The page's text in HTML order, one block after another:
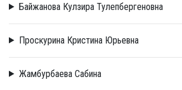
Байжанова Кулзира Тулепбергеновна
Проскурина Кристина Юрьевна
Жамбурбаева Сабина